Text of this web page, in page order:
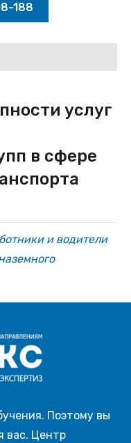
188
услуг
в сфере
и водители
Поэтому вы
вас. Центр